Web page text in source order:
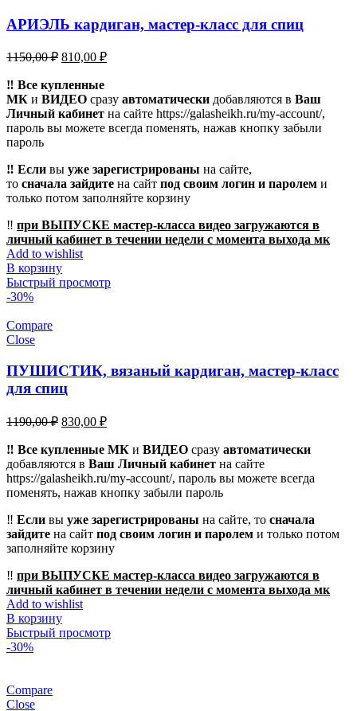
АРИЭЛЬ кардиган, мастер-класс для спиц
1150,00₽ Первоначальная
составляла
1150,00 ₽.
810,00 ₽Текущая
‼️ Все купленные
МК и ВИДЕО сразу автоматически добавляются в Ваш
Личный кабинет на сайте https://galasheikh.ru/my-account/,
пароль вы можете всегда поменять, нажав кнопку забыли
пароль
‼️ Если вы уже зарегистрированы на сайте,
то сначала зайдите на сайт под своим логин и паролем и
только потом заполняйте корзину
‼️ при ВЫПУСКЕ мастер-класса видео загружаются в
личный кабинет в течении недели с момента выхода мк
Add to wishlist
В корзину
Быстрый просмотр
-30%
Compare
Close
ПУШИСТИК, вязаный кардиган, мастер-класс
для спиц
1190,00₽ Первоначальная
составляла
1190,00 ₽.
830,00 ₽Текущая
830,00 ₽.
‼️ Все купленные МК и ВИДЕО сразу автоматически
добавляются в Ваш Личный кабинет на сайте
https://galasheikh.ru/my-account/, пароль вы можете всегда
поменять, нажав кнопку забыли пароль
‼️ Если вы уже зарегистрированы на сайте, то сначала
зайдите на сайт под своим логин и паролем и только потом
заполняйте корзину
‼️ при ВЫПУСКЕ мастер-класса видео загружаются в
личный кабинет в течении недели с момента выхода мк
Add to wishlist
В корзину
Быстрый просмотр
-30%
Compare
Close